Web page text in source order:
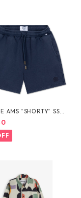
AMS "SHORTY" SS2